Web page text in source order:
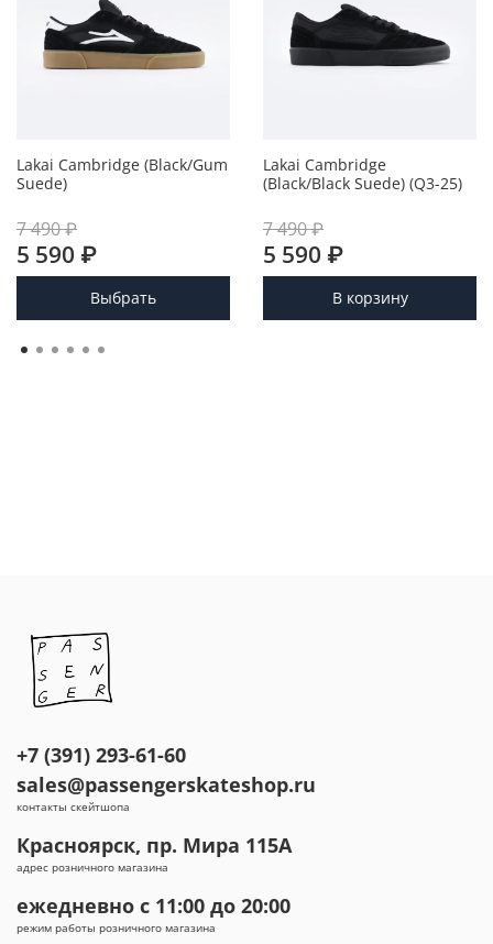
Lakai Cambridge (Black/Gum
Suede)
7 490 ₽
5 590 ₽
Выбрать
Lakai Cambridge
(Black/Black Suede) (Q3-25)
7 490 ₽
5 590 ₽
В корзину
+7 (391) 293-61-60
sales@passengerskateshop.ru
контакты скейтшопа
Красноярск, пр. Мира 115А
адрес розничного магазина
ежедневно с 11:00 до 20:00
режим работы розничного магазина